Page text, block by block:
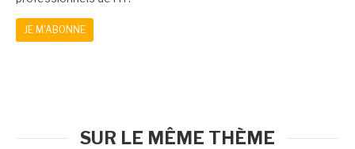
JE M'ABONNE
SUR LE MÊME THÈME